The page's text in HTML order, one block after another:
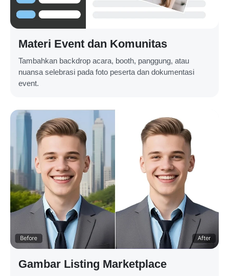
Materi Event dan Komunitas
Tambahkan backdrop acara, booth, panggung, atau
nuansa selebrasi pada foto peserta dan dokumentasi
event.
Gambar Listing Marketplace